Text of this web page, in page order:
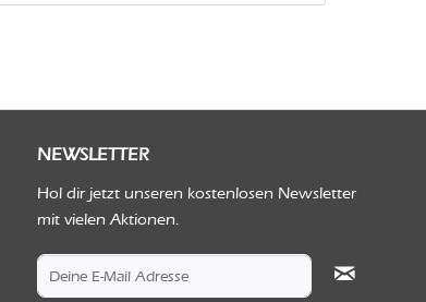
NEWSLETTER
Hol dir jetzt unseren kostenlosen Newsletter
mit vielen Aktionen.